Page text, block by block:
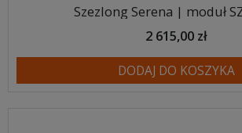
Szezlong Serena | moduł
2 615,00 zł
DODAJ DO KOSZYKA